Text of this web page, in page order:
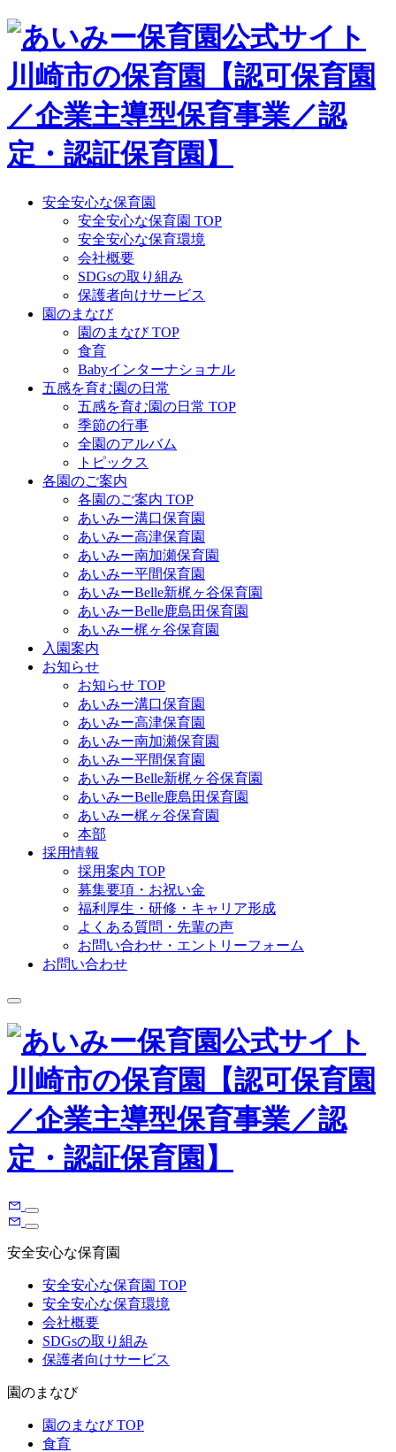
Skip
content
安全安心な保育園
安全安心な保育園 TOP
安全安心な保育環境
会社概要
SDGsの取り組み
保護者向けサービス
園のまなび
園のまなび TOP
食育
Babyインターナショナル
五感を育む園の日常
五感を育む園の日常 TOP
季節の行事
全園のアルバム
トピックス
各園のご案内
各園のご案内 TOP
あいみー溝口保育園
あいみー高津保育園
あいみー南加瀬保育園
あいみー平間保育園
あいみーBelle新梶ヶ谷保育園
あいみーBelle鹿島田保育園
あいみー梶ヶ谷保育園
入園案内
お知らせ
お知らせ TOP
あいみー溝口保育園
あいみー高津保育園
あいみー南加瀬保育園
あいみー平間保育園
あいみーBelle新梶ヶ谷保育園
あいみーBelle鹿島田保育園
あいみー梶ヶ谷保育園
本部
採用情報
採用案内 TOP
募集要項・お祝い金
福利厚生・研修・キャリア形成
よくある質問・先輩の声
お問い合わせ・エントリーフォーム
お問い合わせ
安全安心な保育園
安全安心な保育園 TOP
安全安心な保育環境
会社概要
SDGsの取り組み
保護者向けサービス
園のまなび
園のまなび TOP
食育